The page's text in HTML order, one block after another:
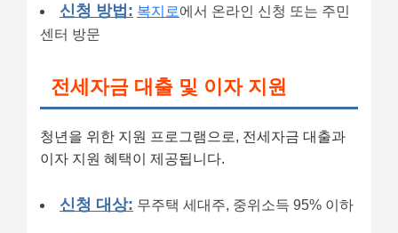
신청 방법: 복지로에서 온라인 신청 또는 주민
센터 방문
전세자금 대출 및 이자 지원
청년을 위한 지원 프로그램으로, 전세자금 대출과
이자 지원 혜택이 제공됩니다.
신청 대상: 무주택 세대주, 중위소득 95% 이하